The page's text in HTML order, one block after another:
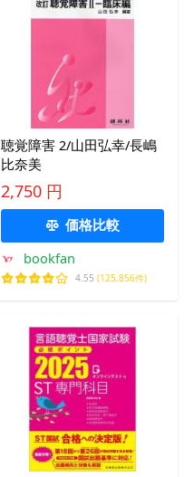
聴覚障害 2/山田弘幸/長嶋
比奈美
2,750 円
価格比較
bookfan
4.55 (125,856件)